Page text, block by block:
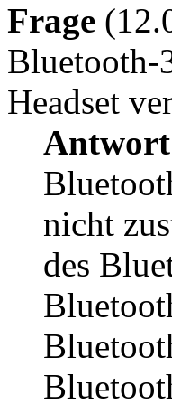
Frage
Bluetooth-
Headset
nicht
des